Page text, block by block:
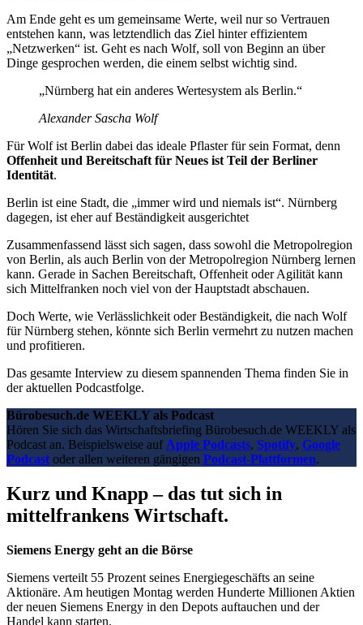
Am Ende geht es um gemeinsame Werte, weil nur so Vertrauen
entstehen kann, was letztendlich das Ziel hinter effizientem
„Netzwerken“ ist. Geht es nach Wolf, soll von Beginn an über
Dinge gesprochen werden, die einem selbst wichtig sind.
„Nürnberg hat ein anderes Wertesystem als Berlin.“
Alexander Sascha Wolf
Für Wolf ist Berlin dabei das ideale Pflaster für sein Format, denn
Offenheit und Bereitschaft für Neues ist Teil der Berliner
Identität.
Berlin ist eine Stadt, die „immer wird und niemals ist“. Nürnberg
dagegen, ist eher auf Beständigkeit ausgerichtet
Zusammenfassend lässt sich sagen, dass sowohl die Metropolregion
von Berlin, als auch Berlin von der Metropolregion Nürnberg lernen
kann. Gerade in Sachen Bereitschaft, Offenheit oder Agilität kann
sich Mittelfranken noch viel von der Hauptstadt abschauen.
Doch Werte, wie Verlässlichkeit oder Beständigkeit, die nach Wolf
für Nürnberg stehen, könnte sich Berlin vermehrt zu nutzen machen
und profitieren.
Das gesamte Interview zu diesem spannenden Thema finden Sie in
der aktuellen Podcastfolge.
Bürobesuch.de WEEKLY als Podcast
Hören Sie sich das Wirtschaftsbriefing Bürobesuch.de WEEKLY als
Podcast an. Beispielsweise auf Apple Podcasts, Spotify, Google
Podcast oder allen weiteren gängigen Podcast-Plattformen.
Kurz und Knapp – das tut sich in
mittelfrankens Wirtschaft.
Siemens Energy geht an die Börse
Siemens verteilt 55 Prozent seines Energiegeschäfts an seine
Aktionäre. Am heutigen Montag werden Hunderte Millionen Aktien
der neuen Siemens Energy in den Depots auftauchen und der
Handel kann starten.